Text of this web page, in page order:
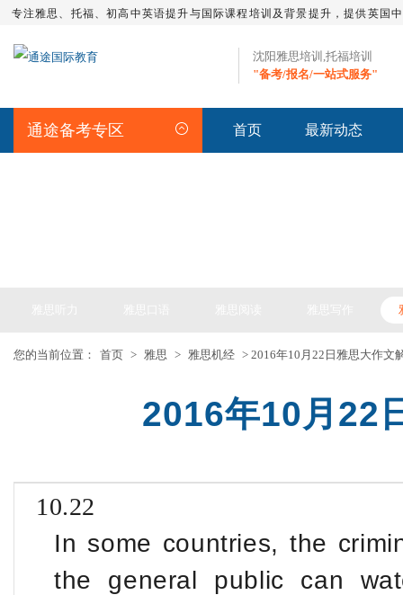
专注雅思、托福、初高中英语提升与国际课程培训及背景提升，提供英国
沈阳雅思培训,托福培训
"备考/报名/一站式服务"
通途备考专区 首页 最新动态
您的当前位置： 首页 > 雅思 > 雅思机经 > 2016年10月22日雅思大作文
2016年10月22
10.22
In some countries, the
the general public can